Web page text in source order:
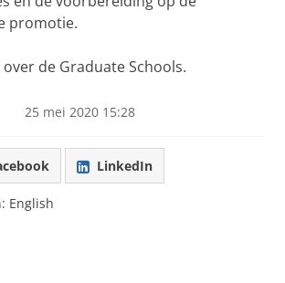
promotie.
de Graduate Schools.
25 mei 2020 15:28
LinkedIn
English